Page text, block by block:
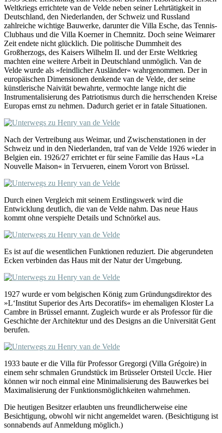
Weltkriegs errichtete van de Velde neben seiner Lehrtätigkeit in
Deutschland, den Niederlanden, der Schweiz und Russland
zahlreiche wichtige Bauwerke, darunter die Villa Esche, das Tennis-
Clubhaus und die Villa Koerner in Chemnitz. Doch seine Weimarer
Zeit endete nicht glücklich. Die politische Dummheit des
Großherzogs, des Kaisers Wilhelm II. und der Erste Weltkrieg
machten eine weitere Arbeit in Deutschland unmöglich. Van de
Velde wurde als »feindlicher Ausländer« wahrgenommen. Der in
europäischen Dimensionen denkende van de Velde, der seine
künstlerische Naivität bewahrte, vermochte lange nicht die
Instrumentalisierung des Patriotismus durch die herrschenden Kreise
Europas ernst zu nehmen. Dadurch geriet er in fatale Situationen.
Nach der Vertreibung aus Weimar, und Zwischenstationen in der
Schweiz und in den Niederlanden, traf van de Velde 1926 wieder in
Belgien ein. 1926/27 errichtet er für seine Familie das Haus »La
Nouvelle Maison« in Tervueren, einem Vorort von Brüssel.
Durch einen Vergleich mit seinem Erstlingswerk wird die
Entwicklung deutlich, die van de Velde nahm. Das neue Haus
kommt ohne verspielte Details und Schnörkel aus.
Es ist auf die wesentlichen Funktionen reduziert. Die abgerundeten
Ecken verbinden das Haus mit der Natur der Umgebung.
1927 wurde er vom belgischen König zum Gründungsdirektor des
»L‘Institut Superior des Arts Decoratifs« im ehemaligen Kloster La
Cambre in Brüssel ernannt. Zugleich wurde er als Professor für die
Geschichte der Architektur und des Designs an die Universität Gent
berufen.
1933 baute er die Villa für Professor Gregorgi (Villa Grégoire) in
einem sehr schmalen Grundstück im Brüsseler Ortsteil Uccle. Hier
können wir noch einmal eine Minimalisierung des Bauwerkes bei
Maximalisierung der Funktionsmöglichkeiten wahrnehmen.
Die heutigen Besitzer erlaubten uns freundlicherweise eine
Besichtigung, obwohl wir nicht angemeldet waren. (Besichtigung ist
sonnabends auf Anmeldung möglich.)